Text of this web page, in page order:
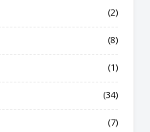
(2)
(8)
(1)
(34)
(7)